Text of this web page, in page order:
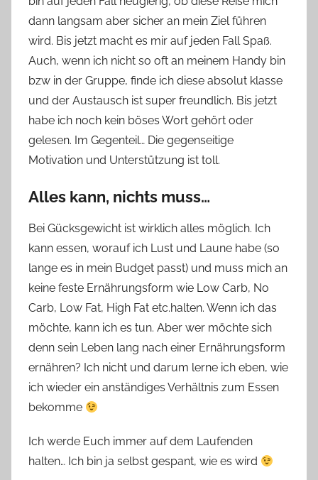
dann langsam aber sicher an mein Ziel führen
wird. Bis jetzt macht es mir auf jeden Fall Spaß.
Auch, wenn ich nicht so oft an meinem Handy bin
bzw in der Gruppe, finde ich diese absolut klasse
und der Austausch ist super freundlich. Bis jetzt
habe ich noch kein böses Wort gehört oder
gelesen. Im Gegenteil… Die gegenseitige
Motivation und Unterstützung ist toll.
Alles kann, nichts muss…
Bei Gücksgewicht ist wirklich alles möglich. Ich
kann essen, worauf ich Lust und Laune habe (so
lange es in mein Budget passt) und muss mich an
keine feste Ernährungsform wie Low Carb, No
Carb, Low Fat, High Fat etc.halten. Wenn ich das
möchte, kann ich es tun. Aber wer möchte sich
denn sein Leben lang nach einer Ernährungsform
ernähren? Ich nicht und darum lerne ich eben, wie
ich wieder ein anständiges Verhältnis zum Essen
bekomme
Ich werde Euch immer auf dem Laufenden
halten… Ich bin ja selbst gespant, wie es wird